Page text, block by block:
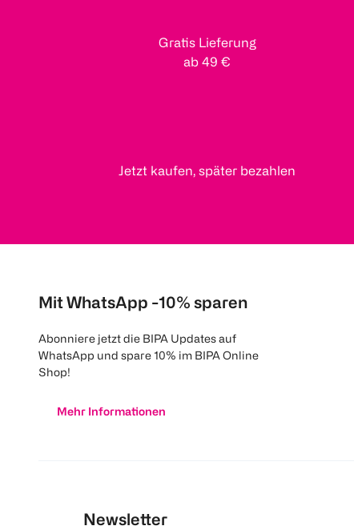
Gratis Lieferung
ab 49 €
Jetzt kaufen, später bezahlen
Mit WhatsApp -10% sparen
Abonniere jetzt die BIPA Updates auf
WhatsApp und spare 10% im BIPA Online
Shop!
Mehr Informationen
Newsletter